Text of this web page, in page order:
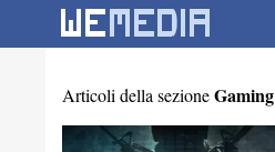
Articoli della sezioneGaming